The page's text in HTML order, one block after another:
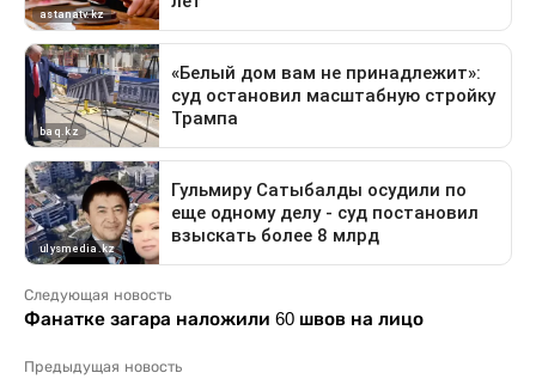
Следующая новость
Фанатке загара наложили 60 швов на лицо
Предыдущая новость